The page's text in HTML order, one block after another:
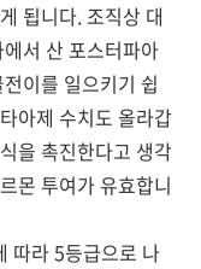
됩니다. 조직상 대
서 산 포스터파아
이를 일으키기 쉽
아제 수치도 올라갑
을 촉진한다고 생각
몬 투여가 유효합니
따라 5등급으로 나